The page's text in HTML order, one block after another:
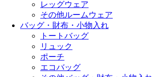
レッグウェア
その他ルームウェア
バッグ・財布・小物入れ
トートバッグ
リュック
ポーチ
エコバッグ